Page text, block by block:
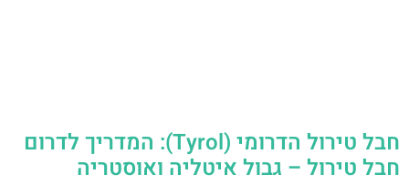
חבל טירול הדרומי (Tyrol): המדריך לדרום
חבל טירול – גבול איטליה ואוסטריה